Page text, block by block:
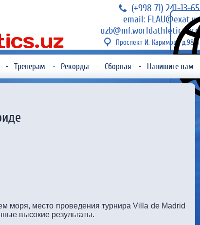
(+998 71) 241-13-65
email: FLAU@exat.uz
uzb@mf.worldathletics.org
Проспект И. Каримова д.98 А
Тренерам Рекорды Сборная Напишите нам
моря, место проведения турнира Villa de Madrid
высокие результаты.